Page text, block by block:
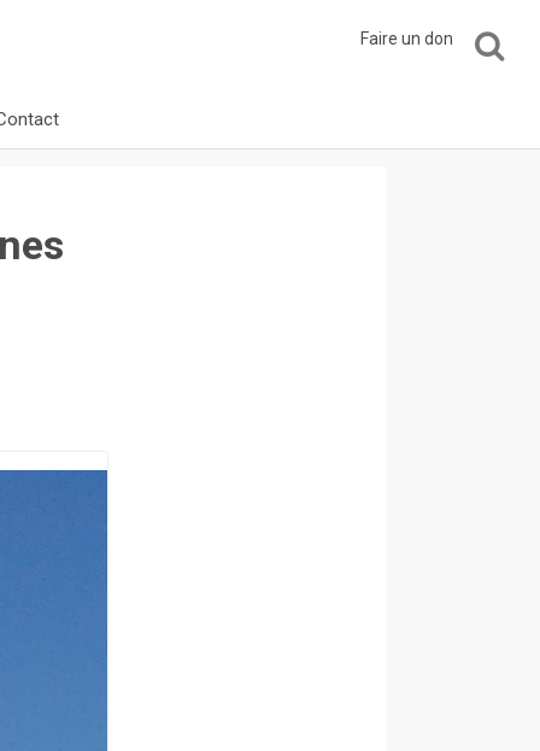
Faire un don